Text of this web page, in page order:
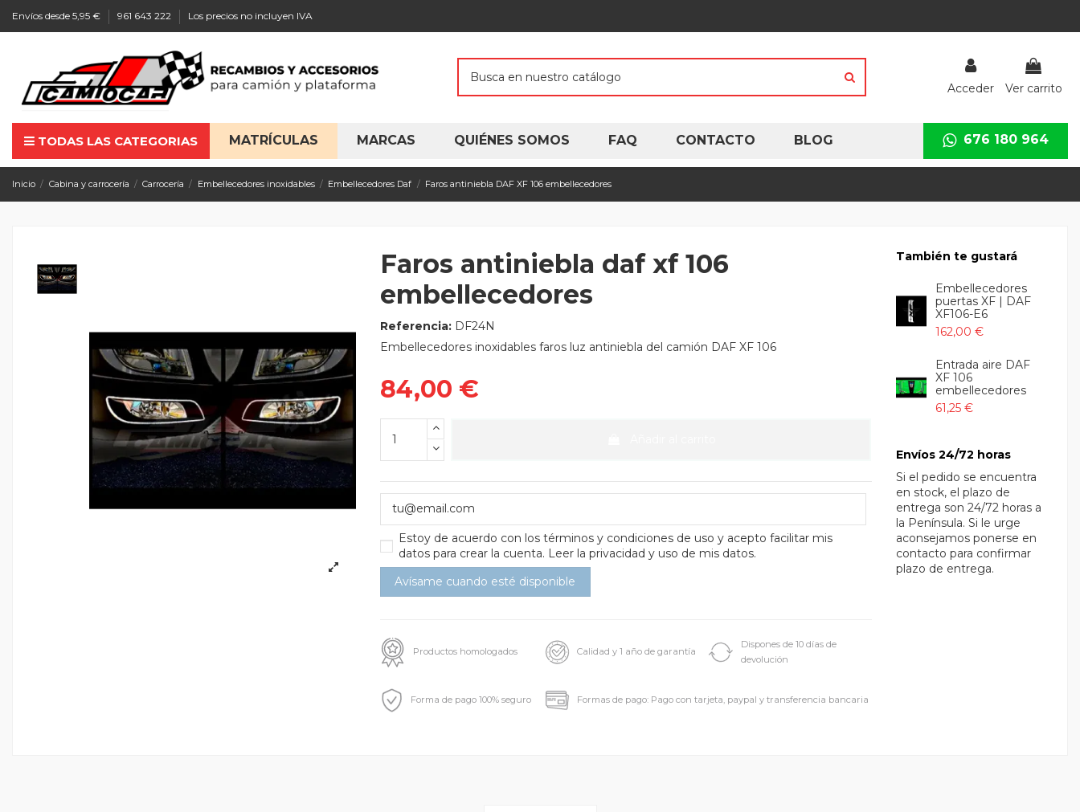
Envíos desde 5,95 € 961 643 222 Los precios no incluyen IVA
Acceder Ver carrito
TODAS LAS CATEGORIAS MATRÍCULAS MARCAS QUIÉNES SOMOS FAQ CONTACTO BLOG 676 180 964
Inicio Cabina y carrocería Carrocería Embellecedores inoxidables Embellecedores Daf Faros antiniebla DAF XF 106 embellecedores
Faros antiniebla daf xf 106
embellecedores
Referencia: DF24N
Embellecedores inoxidables faros luz antiniebla del camión DAF XF 106
84,00 €
Estoy de acuerdo con los términos y condiciones de uso y acepto facilitar mis
datos para crear la cuenta. Leer la privacidad y uso de mis datos.
Productos homologados Calidad y 1 año de garantía
Dispones de 10 días de
devolución
Forma de pago 100% seguro Formas de pago: Pago con tarjeta, paypal y transferencia bancaria
También te gustará
Embellecedores
puertas XF | DAF
XF106-E6
162,00 €
Entrada aire DAF
XF 106
embellecedores
61,25 €
Envíos 24/72 horas
Si el pedido se encuentra
en stock, el plazo de
entrega son 24/72 horas a
la Península. Si le urge
aconsejamos ponerse en
contacto para confirmar
plazo de entrega.